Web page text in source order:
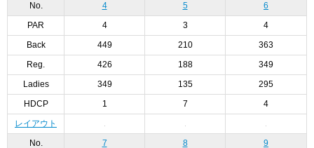
No. 4 5 6
PAR 4 3 4
Back 449 210 363
Reg. 426 188 349
Ladies 349 135 295
HDCP 1 7 4
レイアウト
No. 7 8 9